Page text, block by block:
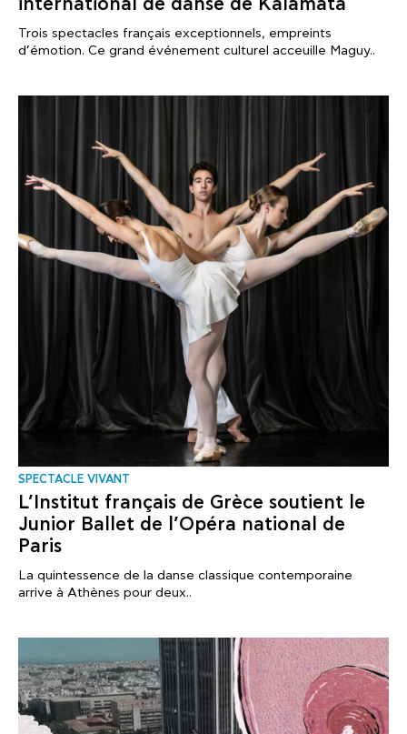
Trois spectacles français exceptionnels, empreints
d’émotion. Ce grand événement culturel acceuille Maguy..
SPECTACLE VIVANT
L’Institut français de Grèce soutient le
Junior Ballet de l’Opéra national de
Paris
La quintessence de la danse classique contemporaine
arrive à Athènes pour deux..